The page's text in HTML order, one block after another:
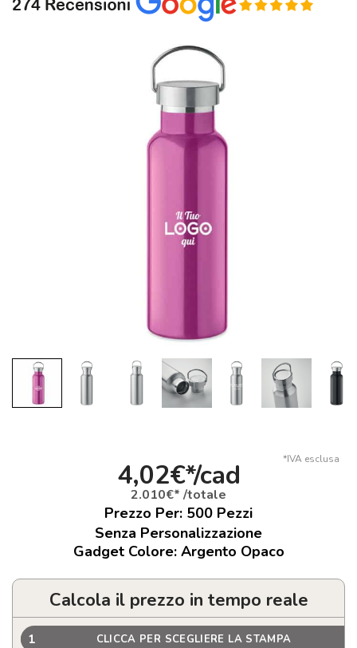
*IVA esclusa
4,02€*/cad
2.010€* /totale
Prezzo Per: 500 Pezzi
Senza Personalizzazione
Gadget Colore: Argento Opaco
Calcola il prezzo in tempo reale
1 CLICCA PER SCEGLIERE LA STAMPA